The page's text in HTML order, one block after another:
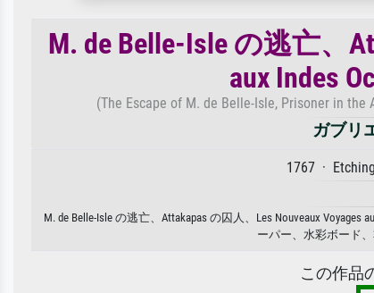
M. de Belle-Isle の逃亡、
aux Indes
(The Escape of M. de Belle-Isle, Prisoner in
ガブリ
1767 ·
M. de Belle-Isle の逃亡、Attakapas の囚人、Les Nouveaux
ーパー、水彩ボード
この作品